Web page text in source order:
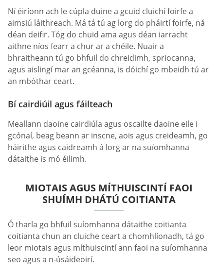
Ní éiríonn ach le cúpla duine a gcuid cluichí foirfe a
aimsiú láithreach. Má tá tú ag lorg do pháirtí foirfe, ná
déan deifir. Tóg do chuid ama agus déan iarracht
aithne níos fearr a chur ar a chéile. Nuair a
bhraitheann tú go bhfuil do chreidimh, spriocanna,
agus aislingí mar an gcéanna, is dóichí go mbeidh tú ar
an mbóthar ceart.
Bí cairdiúil agus fáilteach
Meallann daoine cairdiúla agus oscailte daoine eile i
gcónaí, beag beann ar inscne, aois agus creideamh, go
háirithe agus caidreamh á lorg ar na suíomhanna
dátaithe is mó éilimh.
MIOTAIS AGUS MÍTHUISCINTÍ FAOI
SHUÍMH DHÁTÚ COITIANTA
Ó tharla go bhfuil suíomhanna dátaithe coitianta
coitianta chun an cluiche ceart a chomhlíonadh, tá go
leor miotais agus míthuiscintí ann faoi na suíomhanna
seo agus a n-úsáideoirí.